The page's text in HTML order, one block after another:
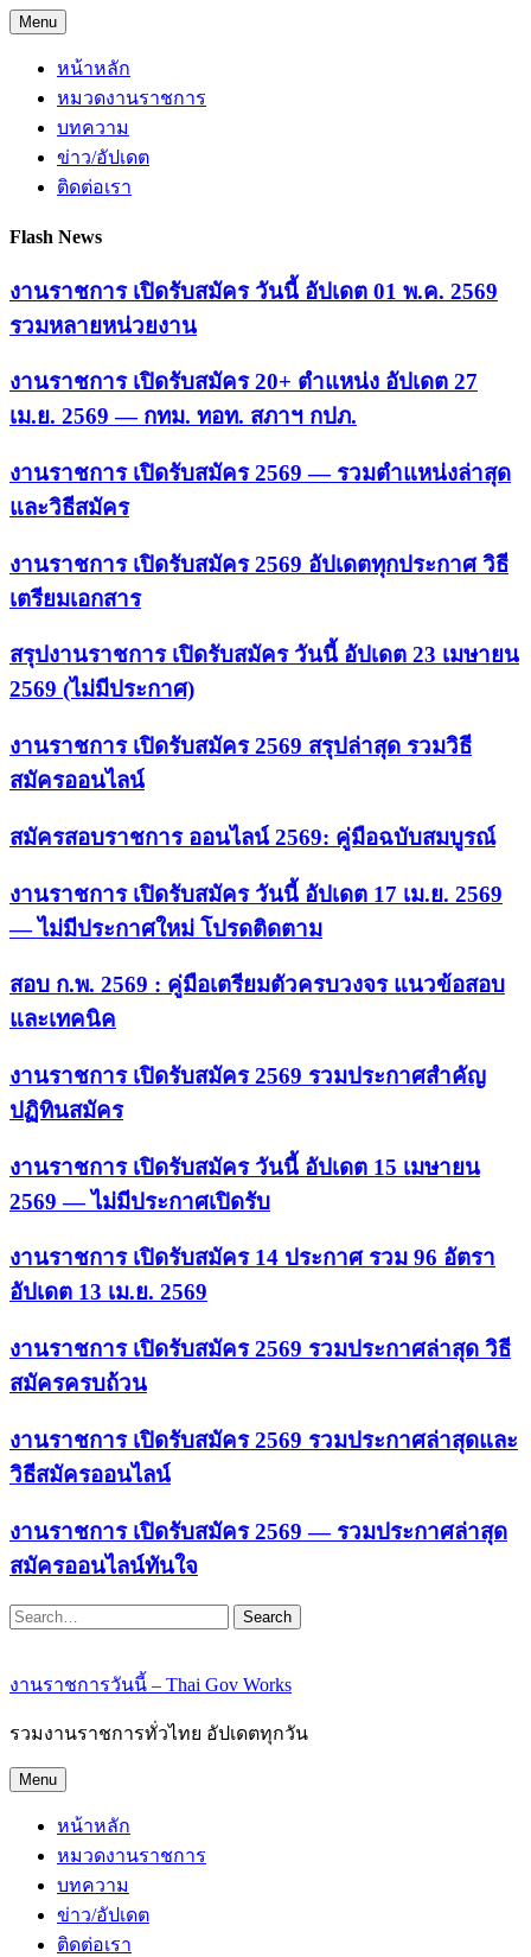
Skip
to
content
Menu
หน้าหลัก
หมวดงานราชการ
บทความ
ข่าว/อัปเดต
ติดต่อเรา
Flash News
งานราชการ เปิดรับสมัคร วันนี้ อัปเดต 01 พ.ค. 2569
รวมหลายหน่วยงาน
งานราชการ เปิดรับสมัคร 20+ ตำแหน่ง อัปเดต 27
เม.ย. 2569 — กทม. ทอท. สภาฯ กปภ.
งานราชการ เปิดรับสมัคร 2569 — รวมตำแหน่งล่าสุด
และวิธีสมัคร
งานราชการ เปิดรับสมัคร 2569 อัปเดตทุกประกาศ วิธี
เตรียมเอกสาร
สรุปงานราชการ เปิดรับสมัคร วันนี้ อัปเดต 23 เมษายน
2569 (ไม่มีประกาศ)
งานราชการ เปิดรับสมัคร 2569 สรุปล่าสุด รวมวิธี
สมัครออนไลน์
สมัครสอบราชการ ออนไลน์ 2569: คู่มือฉบับสมบูรณ์
งานราชการ เปิดรับสมัคร วันนี้ อัปเดต 17 เม.ย. 2569
— ไม่มีประกาศใหม่ โปรดติดตาม
สอบ ก.พ. 2569 : คู่มือเตรียมตัวครบวงจร แนวข้อสอบ
และเทคนิค
งานราชการ เปิดรับสมัคร 2569 รวมประกาศสำคัญ
ปฏิทินสมัคร
งานราชการ เปิดรับสมัคร วันนี้ อัปเดต 15 เมษายน
2569 — ไม่มีประกาศเปิดรับ
งานราชการ เปิดรับสมัคร 14 ประกาศ รวม 96 อัตรา
อัปเดต 13 เม.ย. 2569
งานราชการ เปิดรับสมัคร 2569 รวมประกาศล่าสุด วิธี
สมัครครบถ้วน
งานราชการ เปิดรับสมัคร 2569 รวมประกาศล่าสุดและ
วิธีสมัครออนไลน์
งานราชการ เปิดรับสมัคร 2569 — รวมประกาศล่าสุด
สมัครออนไลน์ทันใจ
Search
งานราชการวันนี้ – Thai Gov Works
รวมงานราชการทั่วไทย อัปเดตทุกวัน
Menu
หน้าหลัก
หมวดงานราชการ
บทความ
ข่าว/อัปเดต
ติดต่อเรา